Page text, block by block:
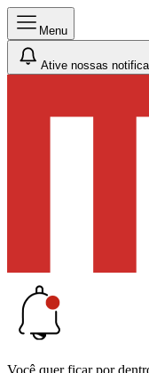
Menu
Ative nossas